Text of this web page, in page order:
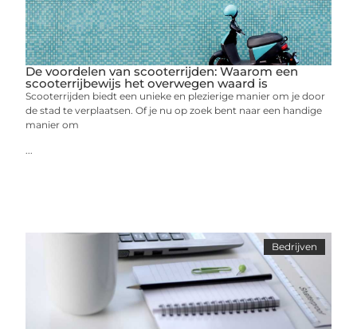
De voordelen van scooterrijden: Waarom een
scooterrijbewijs het overwegen waard is
Scooterrijden biedt een unieke en plezierige manier om je door
de stad te verplaatsen. Of je nu op zoek bent naar een handige
manier om
...
Bedrijven